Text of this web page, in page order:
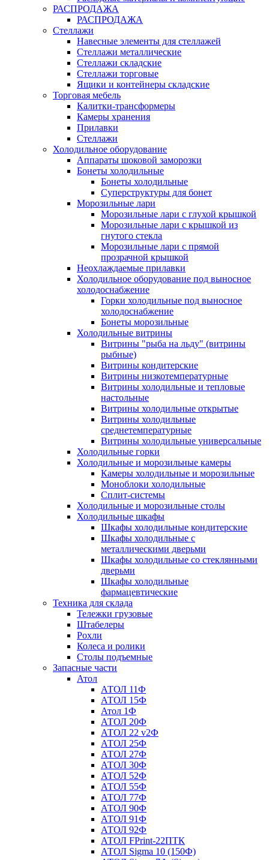
РАСПРОДАЖА
РАСПРОДАЖА
Стеллажи
Навесные элементы для стеллажей
Стеллажи металлические
Стеллажи складские
Стеллажи торговые
Ящики и контейнеры складские
Торговая мебель
Калитки-трансформеры
Камеры хранения
Прилавки
Стеллажи
Холодильное оборудование
Аппараты шоковой заморозки
Бонеты холодильные
Бонеты холодильные
Суперструктуры для бонет
Морозильные лари
Морозильные лари с глухой крышкой
Морозильные лари с крышкой из
гнутого стекла
Морозильные лари с прямой
прозрачной крышкой
Неохлаждаемые прилавки
Холодильное оборудование под выносное
холодоснабжение
Горки холодильные под выносное
холодоснабжение
Бонеты морозильные
Холодильные витрины
Витрины "рыба на льду" (витрины
рыбные)
Витрины кондитерские
Витрины низкотемпературные
Витрины холодильные и тепловые
настольные
Витрины холодильные открытые
Витрины холодильные
среднетемпературные
Витрины холодильные универсальные
Холодильные горки
Холодильные и морозильные камеры
Камеры холодильные и морозильные
Моноблоки холодильные
Сплит-системы
Холодильные и морозильные столы
Холодильные шкафы
Шкафы холодильные кондитерские
Шкафы холодильные с
металлическими дверьми
Шкафы холодильные со стеклянными
дверьми
Шкафы холодильные
фармацевтические
Техника для склада
Тележки грузовые
Штабелеры
Рохли
Колеса и ролики
Столы подъемные
Запасные части
Атол
АТОЛ 11Ф
АТОЛ 15Ф
Атол 1Ф
АТОЛ 20Ф
АТОЛ 22 v2Ф
АТОЛ 25Ф
АТОЛ 27Ф
АТОЛ 30Ф
АТОЛ 52Ф
АТОЛ 55Ф
АТОЛ 77Ф
АТОЛ 90Ф
АТОЛ 91Ф
АТОЛ 92Ф
АТОЛ FPrint-22ПТК
АТОЛ Sigma 10 (150Ф)